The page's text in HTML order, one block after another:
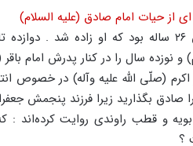
از حیات امام صادق (علیه السلام)
و نوزده سال را در کنار پدرش امام باقر
اکرم (صلّی الله علیه وآله) در خصوص
صادق بگذارید زیرا فرزند پنجمش
و قطب راوندی روایت کرده‌اند :
؟